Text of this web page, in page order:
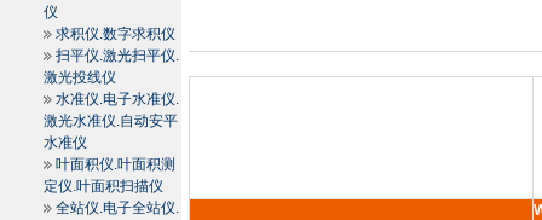
仪
求积仪.数字求积仪
扫平仪.激光扫平仪.
激光投线仪
水准仪.电子水准仪.
激光水准仪.自动安平
水准仪
叶面积仪.叶面积测
定仪.叶面积扫描仪
全站仪.电子全站仪.